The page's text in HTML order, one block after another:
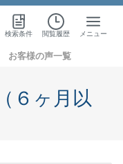
検索条件 閲覧履歴 メニュー
お客様の声一覧
６ヶ月以